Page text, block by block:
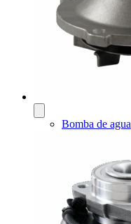
Bomba de agua